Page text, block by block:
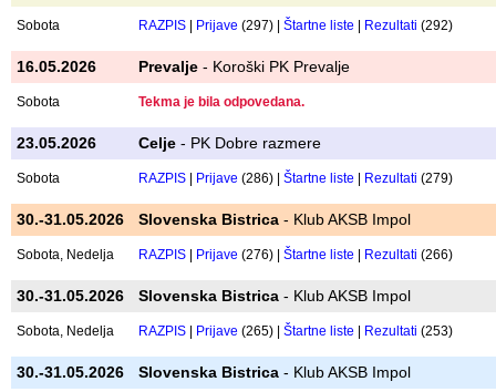
24.01.2026 Maribor - PK Klajmber
Sobota RAZPIS|Prijave(357) |Štartne liste
14.03.2026 Celje- ŠPO PD Celje
Sobota RAZPIS |Prijave(152) |Štartne liste
18.04.2026 Celje- ŠPO PD Celje
Sobota RAZPIS|Prijave(297) | Štartne liste|Rezultati
16.05.2026 Prevalje- Koroški PK Prevalje
Sobota Tekma je bila odpovedana.
23.05.2026 Celje- PK Dobre razmere
Sobota RAZPIS|Prijave(286) | Štartne liste|Rezultati